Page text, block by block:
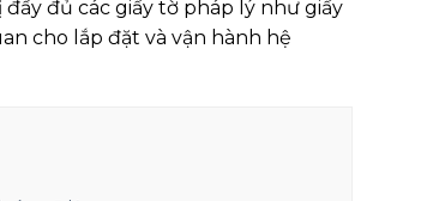
đủ các giấy tờ pháp lý như giấy
cho lắp đặt và vận hành hệ